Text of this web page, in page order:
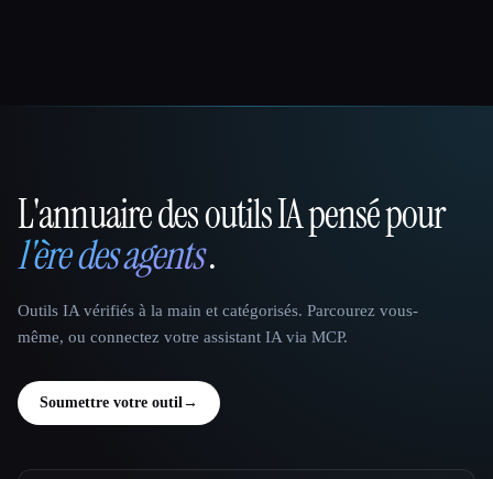
That AI Collection
L'annuaire des outils IA pensé pour
l'ère des agents.
Outils IA vérifiés à la main et catégorisés. Parcourez vous-
même, ou connectez votre assistant IA via MCP.
Soumettre votre outil →